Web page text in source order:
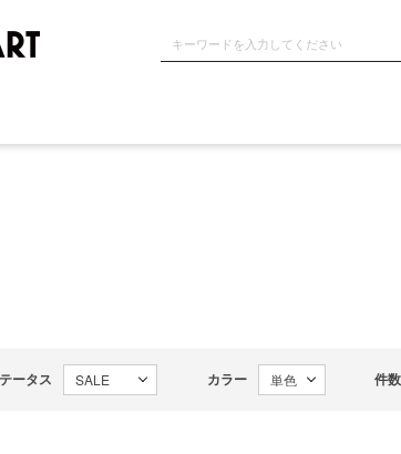
GREENROOM GALLERY
ータス カラー 件数